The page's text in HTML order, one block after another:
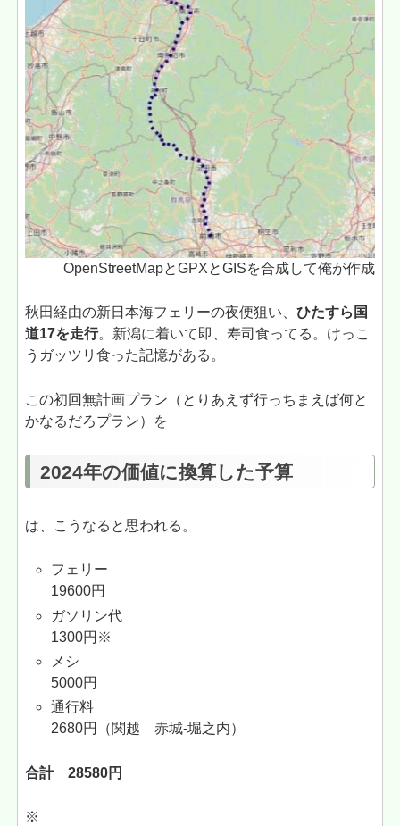
OpenStreetMapとGPXとGISを合成して俺が作成
秋田経由の新日本海フェリーの夜便狙い、ひたすら国
道17を走行。新潟に着いて即、寿司食ってる。けっこ
うガッツリ食った記憶がある。
この初回無計画プラン（とりあえず行っちまえば何と
かなるだろプラン）を
2024年の価値に換算した予算
は、こうなると思われる。
フェリー
19600円
ガソリン代
1300円※
メシ
5000円
通行料
2680円（関越 赤城-堀之内）
合計 28580円
※